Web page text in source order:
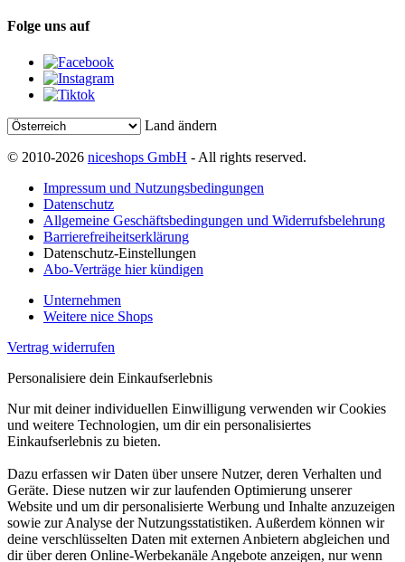
Folge uns auf
Land ändern
© 2010-2026 niceshops GmbH - All rights reserved.
Impressum und Nutzungsbedingungen
Datenschutz
Allgemeine Geschäftsbedingungen und Widerrufsbelehrung
Barrierefreiheitserklärung
Datenschutz-Einstellungen
Abo-Verträge hier kündigen
Unternehmen
Weitere nice Shops
Vertrag widerrufen
Personalisiere dein Einkaufserlebnis
Nur mit deiner individuellen Einwilligung verwenden wir Cookies
und weitere Technologien, um dir ein personalisiertes
Einkaufserlebnis zu bieten.
Dazu erfassen wir Daten über unsere Nutzer, deren Verhalten und
Geräte. Diese nutzen wir zur laufenden Optimierung unserer
Website und um dir personalisierte Werbung und Inhalte anzuzeigen
sowie zur Analyse der Nutzungsstatistiken. Außerdem können wir
deine verschlüsselten Daten mit externen Anbietern abgleichen und
dir über deren Online-Werbekanäle Angebote anzeigen, nur wenn